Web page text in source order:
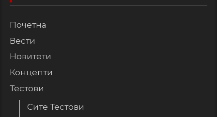
Почетна
Вести
Новитети
Концепти
Тестови
Сите Тестови